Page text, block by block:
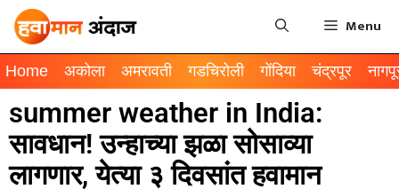
Menu
Home अकोला अमरावती गडचिरोली गोंदिया चंद्रपूर
summer weather in India:
सावधान! उन्हाच्या झळा सोसाव्या
लागणार, येत्या ३ दिवसांत हवामान